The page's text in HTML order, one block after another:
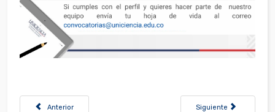
Artículo anterior: Convocatoria Auxiliar Administrativo(a) de Talento
Anterior Artículo siguiente:
Siguiente